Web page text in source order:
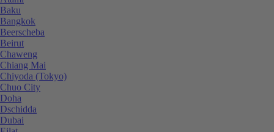
Baku
Bangkok
Beerscheba
Beirut
Chaweng
Chiang Mai
Chiyoda (Tokyo)
Chuo City
Doha
Dschidda
Dubai